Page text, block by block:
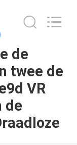
de
twee de
VR
de